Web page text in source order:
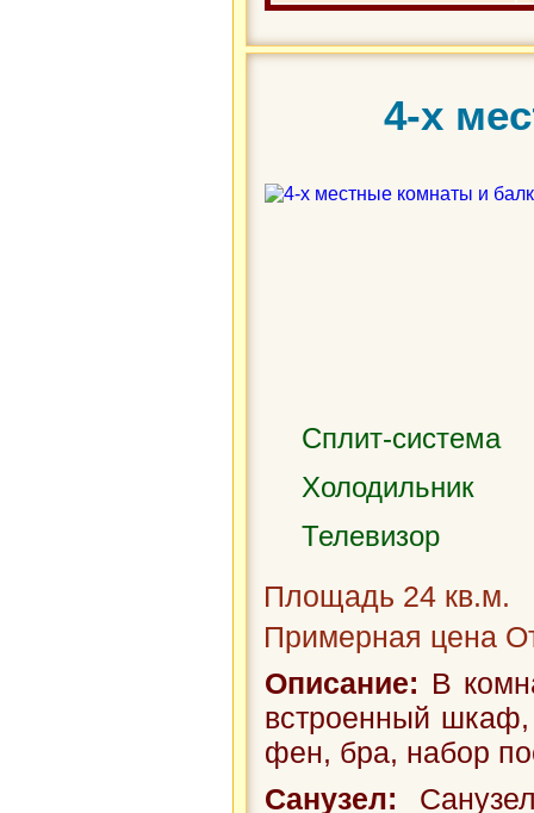
4-х
Сплит-система
Холодильник
Телевизор
Площадь 24 кв.м.
Примерная цена
Описание: В
встроенный шкаф,
фен, бра, набор
Санузел: